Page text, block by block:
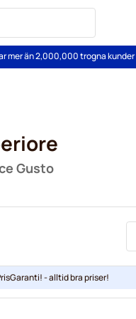
mer än 2,000,000 trogna kunder
Gusto
- alltid bra priser!